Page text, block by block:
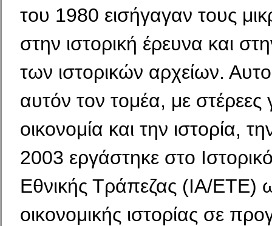
του 1980 εισήγαγαν τους
στην ιστορική έρευνα και
των ιστορικών αρχείων.
αυτόν τον τομέα, με στέρεες
οικονομία και την ιστορία,
2003 εργάστηκε στο
Εθνικής Τράπεζας (ΙΑ/ΕΤΕ)
οικονομικής ιστορίας σε